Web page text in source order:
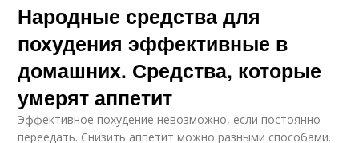
Народные средства для
похудения эффективные в
домашних. Средства, которые
умерят аппетит
Эффективное похудение невозможно, если постоянно
переедать. Снизить аппетит можно разными способами.